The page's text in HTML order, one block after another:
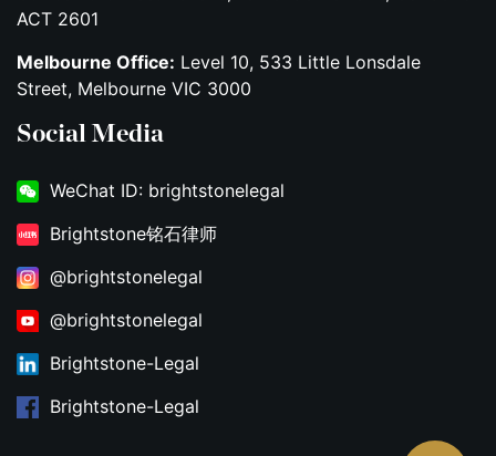
ACT 2601
Melbourne Office: Level 10, 533 Little Lonsdale
Street, Melbourne VIC 3000
Social Media
WeChat ID: brightstonelegal
Brightstone铭石律师
@brightstonelegal
@brightstonelegal
Brightstone-Legal
Brightstone-Legal